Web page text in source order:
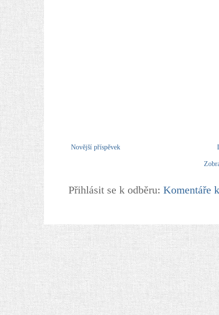
Novější příspěvek
Přihlásit se k odběru: Komentáře